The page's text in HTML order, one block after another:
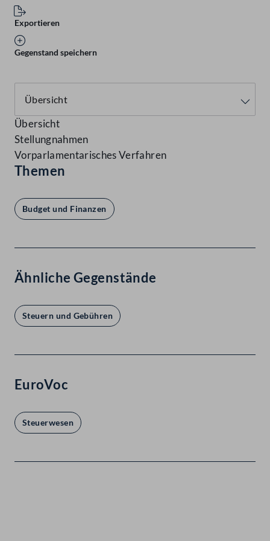
Exportieren
Gegenstand speichern
Übersicht
Stellungnahmen
Vorparlamentarisches Verfahren
Themen
Budget und Finanzen
Ähnliche Gegenstände
Steuern und Gebühren
EuroVoc
Steuerwesen